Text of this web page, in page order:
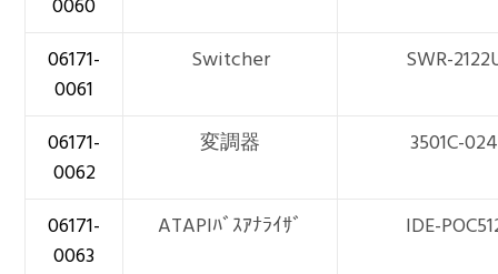
0060
06171-
0061
Switcher SWR-
06171-
0062
変調器 3501C-024
06171-
0063
ATAPIﾊﾞｽｱﾅﾗｲｻﾞ IDE-